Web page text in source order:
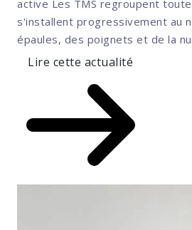
active Les TMS regroupent
s'installent progressivement au
épaules, des poignets et de la
Lire cette actualité